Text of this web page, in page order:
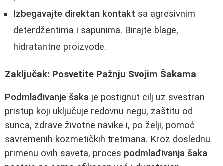
Izbegavajte direktan kontakt sa agresivnim
deterdžentima i sapunima. Birajte blage,
hidratantne proizvode.
Zaključak: Posvetite Pažnju Svojim Šakama
Podmlađivanje šaka je postignut cilj uz svestran
pristup koji uključuje redovnu negu, zaštitu od
sunca, zdrave životne navike i, po želji, pomoć
savremenih kozmetičkih tretmana. Kroz doslednu
primenu ovih saveta, proces podmlađivanja šaka